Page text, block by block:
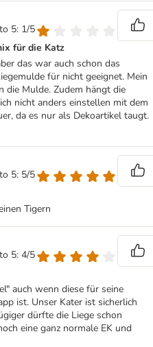
5: 1/5
für die Katz
das war auch schon das
für nicht geeignet. Mein
die Mulde. Zudem hängt die
nicht anders einstellen mit dem
da es nur als Dekoartikel taugt.
5: 5/5
Tigern
5: 4/5
auch wenn diese für seine
ist. Unser Kater ist sicherlich
dürfte die Liege schon
eine ganz normale EK und